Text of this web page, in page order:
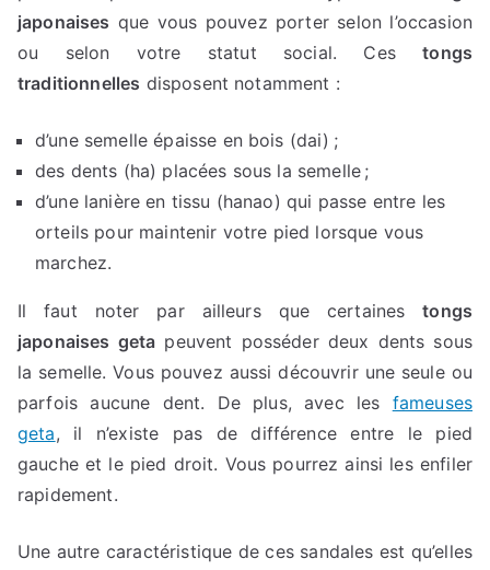
japonaises que vous pouvez porter selon l’occasion
ou selon votre statut social. Cestongs
traditionnelles disposent notamment :
d’une semelle épaisse en bois (dai) ;
des dents (ha) placées sous la semelle ;
d’une lanière en tissu (hanao) qui passe entre les
orteils pour maintenir votre pied lorsque vous
marchez.
Il faut noter par ailleurs que certainestongs
japonaises geta peuvent posséder deux dents sous
la semelle. Vous pouvez aussi découvrir une seule ou
parfois aucune dent. De plus, avec les fameuses
geta, il n’existe pas de différence entre le pied
gauche et le pied droit. Vous pourrez ainsi les enfiler
rapidement.
Une autre caractéristique de ces sandales est qu’elles